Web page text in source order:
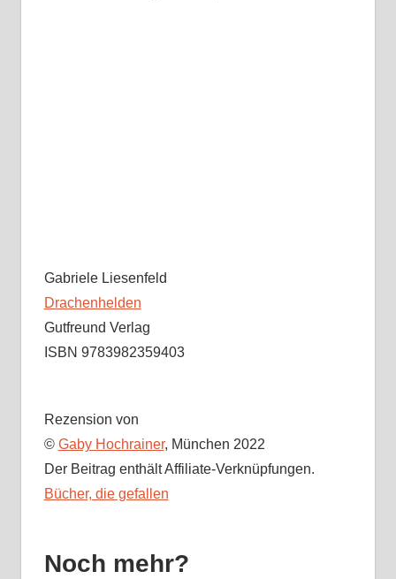
Gabriele Liesenfeld
Drachenhelden
Gutfreund Verlag
ISBN 9783982359403
Rezension von
© Gaby Hochrainer, München 2022
Der Beitrag enthält Affiliate-Verknüpfungen.
Bücher, die gefallen
Noch mehr?